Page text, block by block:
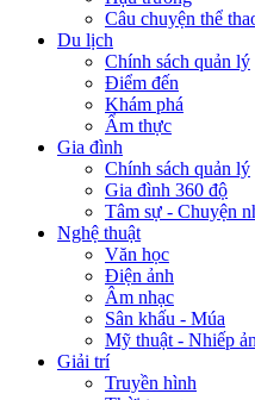
Câu chuyện thể
Du lịch
Chính sách quản lý
Điểm đến
Khám phá
Ẩm thực
Gia đình
Chính sách quản lý
Gia đình 360 độ
Tâm sự - Chuyện
Nghệ thuật
Văn học
Điện ảnh
Âm nhạc
Sân khấu - Múa
Mỹ thuật - Nhiếp
Giải trí
Truyền hình